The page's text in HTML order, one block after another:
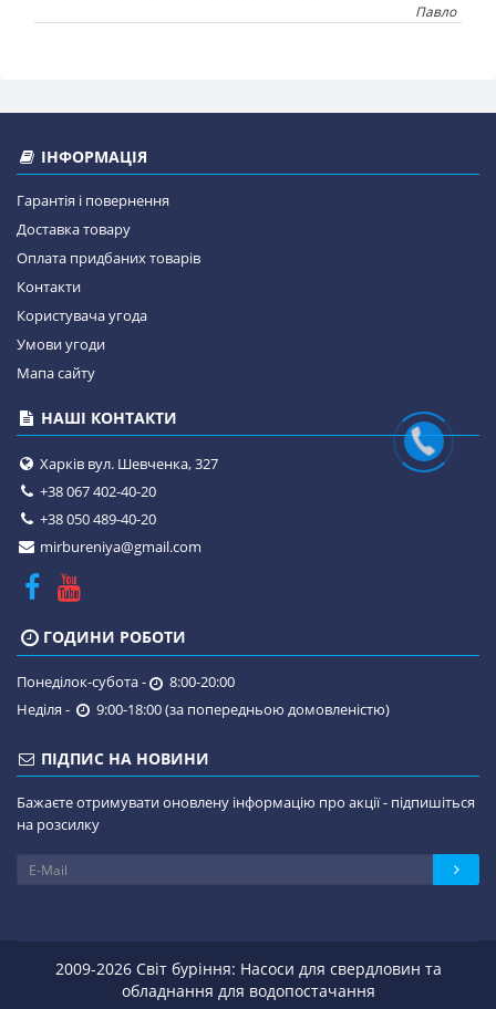
Павло
ІНФОРМАЦІЯ
Гарантія і повернення
Доставка товару
Оплата придбаних товарів
Контакти
Користувача угода
Умови угоди
Мапа сайту
НАШІ КОНТАКТИ
Харків вул. Шевченка, 327
+38 067 402-40-20
+38 050 489-40-20
mirbureniya@gmail.com
ГОДИНИ РОБОТИ
Понеділок-субота -
8:00-20:00
Неділя -
9:00-18:00 (за попередньою домовленістю)
ПІДПИС НА НОВИНИ
Бажаєте отримувати оновлену інформацію про акції - підпишіться
на розсилку
2009-2026 Світ буріння: Насоси для свердловин та
обладнання для водопостачання